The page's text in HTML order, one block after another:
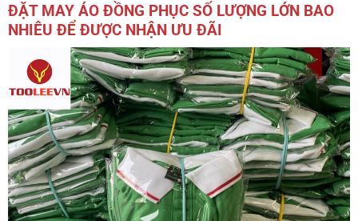
ĐẶT MAY ÁO ĐỒNG PHỤC SỐ LƯỢNG LỚN BAO
NHIÊU ĐỂ ĐƯỢC NHẬN ƯU ĐÃI